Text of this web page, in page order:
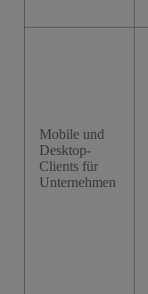
Mobile und
Desktop-
Clients für
Unternehmen